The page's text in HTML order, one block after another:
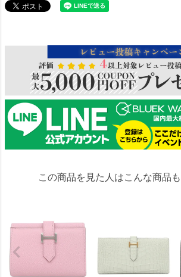
この商品を見た人はこんな商品